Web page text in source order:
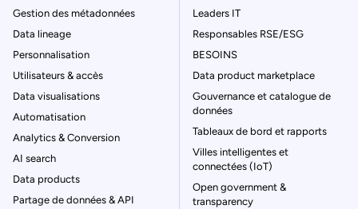
Gestion des métadonnées
Data lineage
Personnalisation
Utilisateurs & accès
Data visualisations
Automatisation
Analytics & Conversion
AI search
Data products
Partage de données & API
Leaders IT
Responsables RSE/ESG
BESOINS
Data product marketplace
Gouvernance et catalogue de
données
Tableaux de bord et rapports
Villes intelligentes et
connectées (IoT)
Open government &
transparency